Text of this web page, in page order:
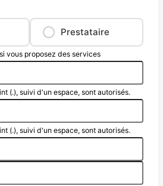
Prestataire
vous proposez des services
(.), suivi d'un espace, sont autorisés.
(.), suivi d'un espace, sont autorisés.